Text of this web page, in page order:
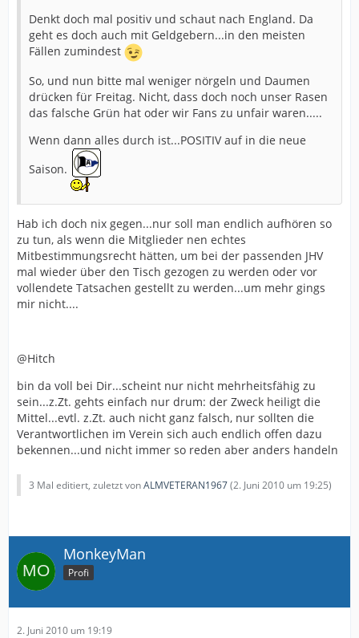
Denkt doch mal positiv und schaut nach England. Da
geht es doch auch mit Geldgebern...in den meisten
Fällen zumindest
So, und nun bitte mal weniger nörgeln und Daumen
drücken für Freitag. Nicht, dass doch noch unser Rasen
das falsche Grün hat oder wir Fans zu unfair waren.....
Wenn dann alles durch ist...POSITIV auf in die neue
Saison.
Hab ich doch nix gegen...nur soll man endlich aufhören so
zu tun, als wenn die Mitglieder nen echtes
Mitbestimmungsrecht hätten, um bei der passenden JHV
mal wieder über den Tisch gezogen zu werden oder vor
vollendete Tatsachen gestellt zu werden...um mehr gings
mir nicht....
@Hitch
bin da voll bei Dir...scheint nur nicht mehrheitsfähig zu
sein...z.Zt. gehts einfach nur drum: der Zweck heiligt die
Mittel...evtl. z.Zt. auch nicht ganz falsch, nur sollten die
Verantwortlichen im Verein sich auch endlich offen dazu
bekennen...und nicht immer so reden aber anders handeln
3 Mal editiert, zuletzt vonALMVETERAN1967(2. Juni 2010 um 19:25)
MonkeyMan
Profi
2. Juni 2010 um 19:19